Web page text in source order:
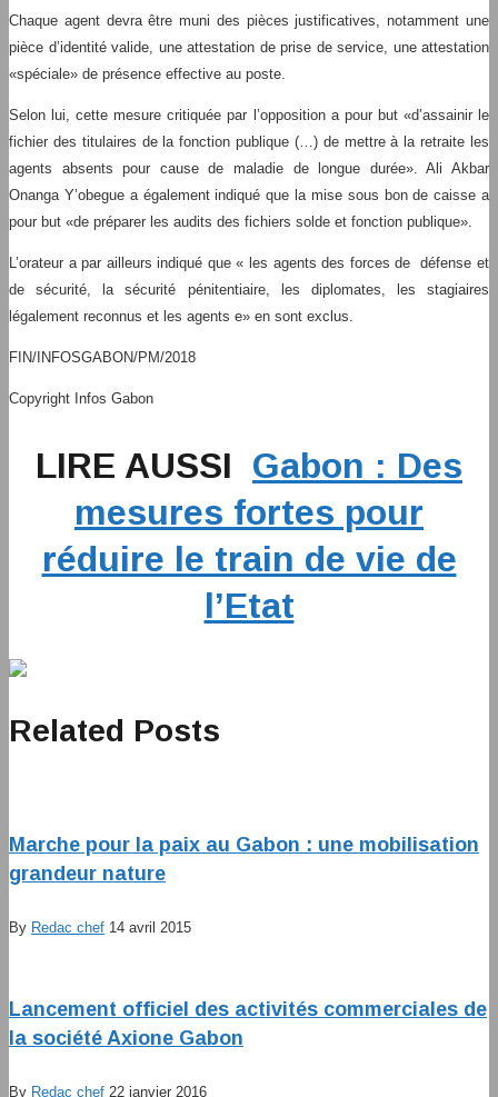
Chaque agent devra être muni des pièces justificatives, notamment une
pièce d’identité valide, une attestation de prise de service, une attestation
«spéciale» de présence effective au poste.
Selon lui, cette mesure critiquée par l’opposition a pour but «d’assainir le
fichier des titulaires de la fonction publique (…) de mettre à la retraite les
agents absents pour cause de maladie de longue durée». Ali Akbar
Onanga Y’obegue a également indiqué que la mise sous bon de caisse a
pour but «de préparer les audits des fichiers solde et fonction publique».
L’orateur a par ailleurs indiqué que « les agents des forces de défense et
de sécurité, la sécurité pénitentiaire, les diplomates, les stagiaires
légalement reconnus et les agents e» en sont exclus.
FIN/INFOSGABON/PM/2018
Copyright Infos Gabon
LIRE AUSSI Gabon : Des
mesures fortes pour
réduire le train de vie de
l’Etat
Related Posts
Marche pour la paix au Gabon : une mobilisation
grandeur nature
By Redac chef 14 avril 2015
Lancement officiel des activités commerciales de
la société Axione Gabon
By Redac chef 22 janvier 2016